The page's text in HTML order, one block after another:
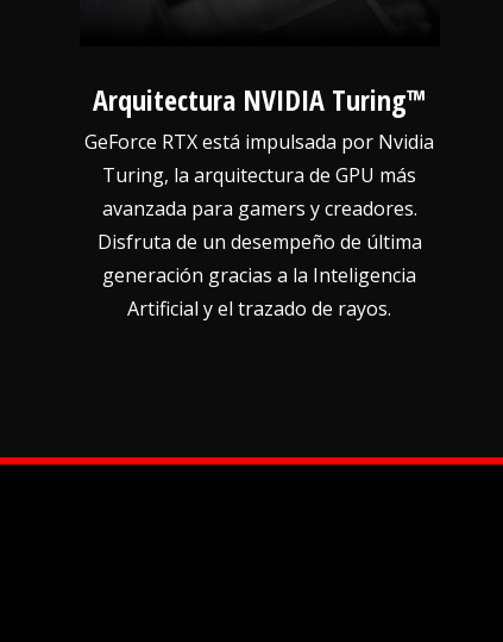
Arquitectura NVIDIA Turing™
GeForce RTX está impulsada por Nvidia
Turing, la arquitectura de GPU más
avanzada para gamers y creadores.
Disfruta de un desempeño de última
generación gracias a la Inteligencia
Artificial y el trazado de rayos.